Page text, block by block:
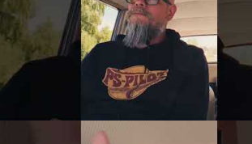
Mannheimer Versicherung AG